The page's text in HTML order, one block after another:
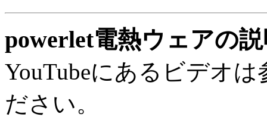
powerlet電熱ウェアの
YouTubeにあるビデオ
ださい。